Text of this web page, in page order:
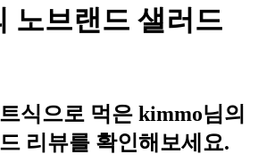
노브랜드 샐러드
식으로 먹은 kimmo님의
리뷰를 확인해보세요.